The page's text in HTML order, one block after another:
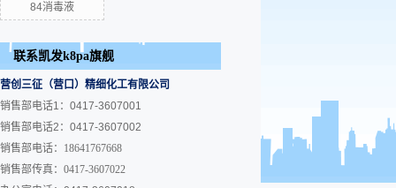
84消毒液
联系凯发k8pa旗舰
营创三征（营口）精细化工有限公司
销售部电话1：0417-3607001
销售部电话2：0417-3607002
销售部电话：18641767668
销售部传真：0417-3607022